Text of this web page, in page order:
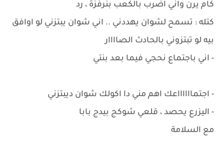
كام يرن واني اضرب بالكعب بنرفزة ، رد
كتله : تسمح لشوان يهددني .. اني شوان يبتزني لو اوافق
بيه لو تبتزوني بالحادث الصاااار
- اني باجتماع نحجي فيما بعد بنتي
- اجتمااااااعك اهم مني دا اكولك شوان ديبتزني
- اليزرع يحصد ، قلعي شوكج بيدج بابا
مع السلامة